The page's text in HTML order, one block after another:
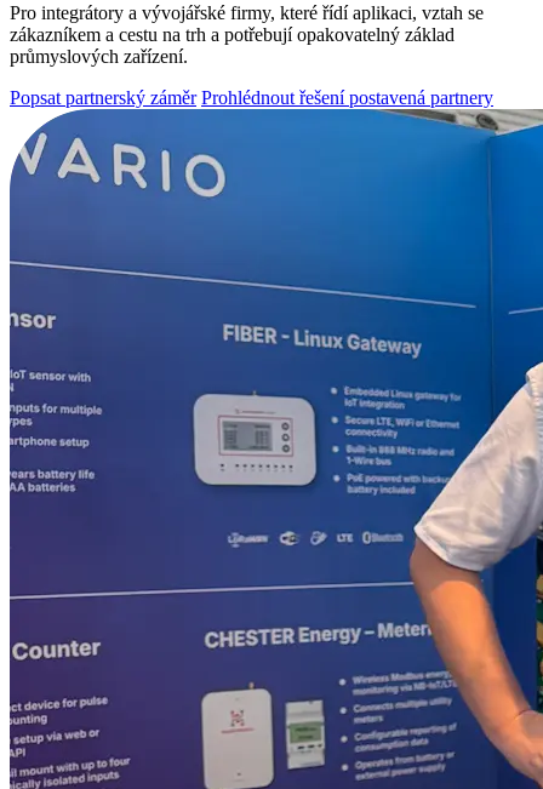
Pro integrátory a vývojářské firmy, které řídí aplikaci, vztah se
zákazníkem a cestu na trh a potřebují opakovatelný základ
průmyslových zařízení.
Popsat partnerský záměr Prohlédnout řešení postavená partnery